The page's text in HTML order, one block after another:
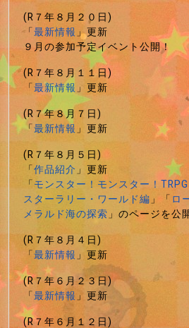
(R７年８月２０日)
「最新情報」更新
９月の参加予定イベント公開！
(R７年８月１１日)
「最新情報」更新
(R７年８月７日)
「最新情報」更新
(R７年８月５日)
「作品紹介」更新
「モンスター！モンスター！
スターラリー・ワールド編」「ロ
メラルド海の探索」のページを公
(R７年８月４日)
「最新情報」更新
(R７年６月２３日)
「最新情報」更新
(R７年６月１２日)